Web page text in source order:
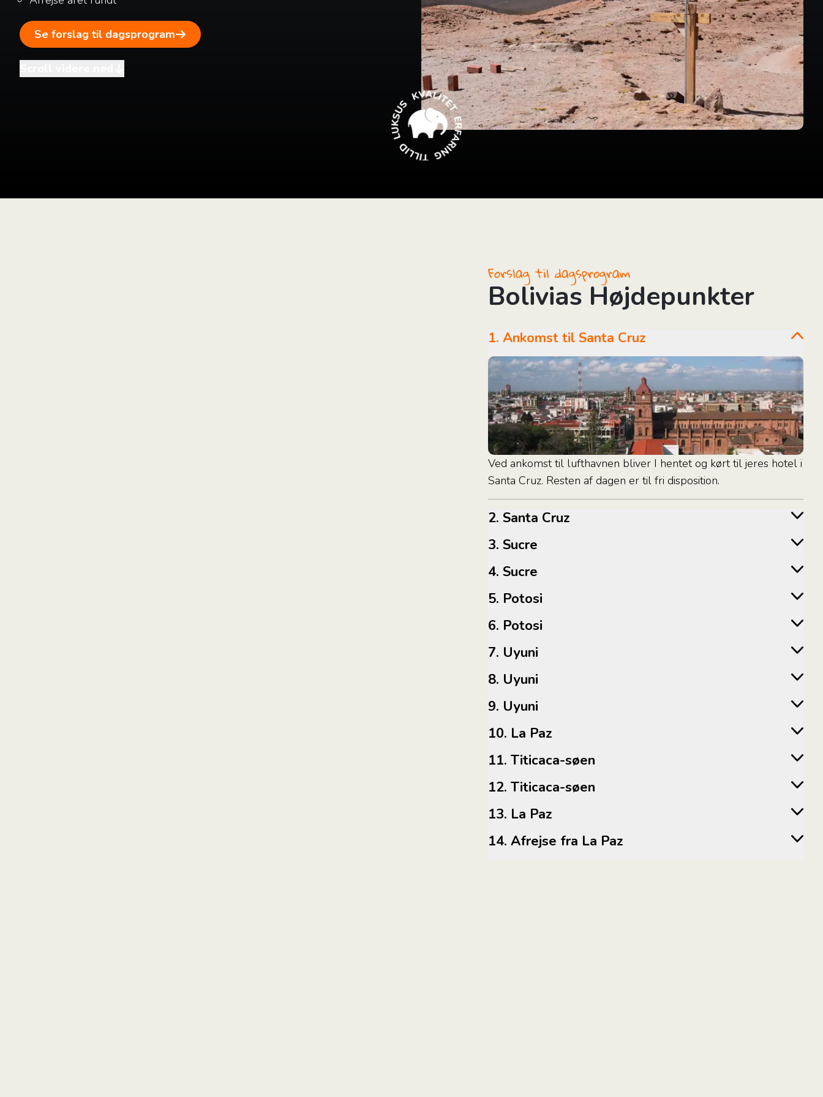
Se forslag til dagsprogram
Forslag til dagsprogram
Bolivias Højdepunkter
1. Ankomst til Santa Cruz
Ved ankomst til lufthavnen bliver I hentet og kørt til jeres hotel i
Santa Cruz. Resten af dagen er til fri disposition.
2. Santa Cruz
3. Sucre
4. Sucre
5. Potosi
6. Potosi
7. Uyuni
8. Uyuni
9. Uyuni
10. La Paz
11. Titicaca-søen
12. Titicaca-søen
13. La Paz
14. Afrejse fra La Paz